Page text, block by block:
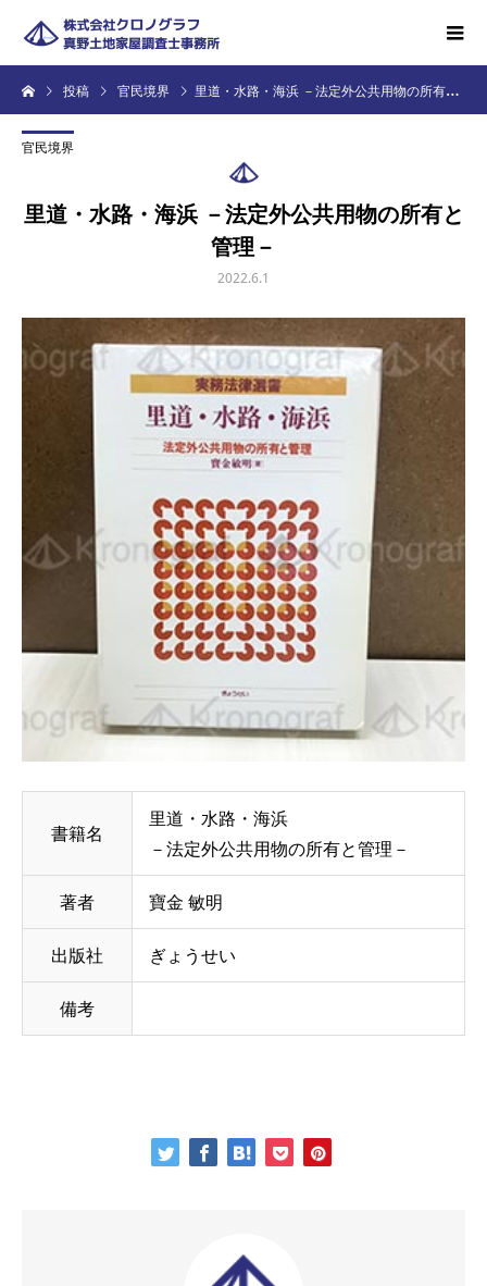
投稿 官民境界 里道・水路・海浜 －法定外公共用物の所有と管理－
官民境界
里道・水路・海浜 －法定外公共用物の所有と
管理－
2022.6.1
書籍名
里道・水路・海浜
－法定外公共用物の所有と管理－
著者 寶金 敏明
出版社 ぎょうせい
備考